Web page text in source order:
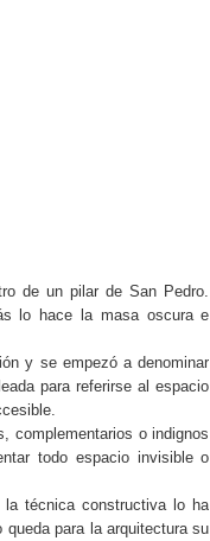
de un pilar de San Pedro.
lo hace la masa oscura e
y se empezó a denominar
para referirse al espacio
complementarios o indignos
todo espacio invisible o
la técnica constructiva lo ha
para la arquitectura su